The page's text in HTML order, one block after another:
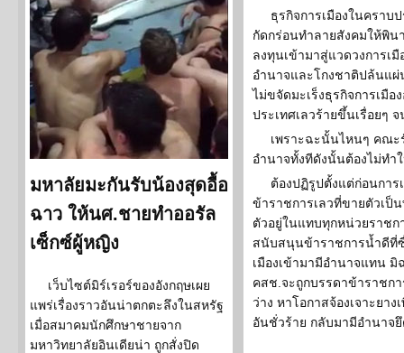
มหาลัยมะกันรับน้องสุดอื้อ
ฉาว ให้นศ.ชายทำออรัล
เซ็กซ์ผู้หญิง
เว็บไซต์มิร์เรอร์ของอังกฤษเผย
แพร่เรื่องราวอันน่าตกตะลึงในสหรัฐ
เมื่อสมาคมนักศึกษาชายจาก
มหาวิทยาลัยอินเดียน่า ถูกสั่งปิด
ธุรกิจการเมืองในคราบ
กัดกร่อนทำลายสังคมให้พิน
ลงทุนเข้ามาสู่แวดวงการเ
อำนาจและโกงชาติปล้นแ
ไม่ขจัดมะเร็งธุรกิจการเมื
ประเทศเลวร้ายขึ้นเรื่อยๆ
เพราะฉะนั้นไหนๆ คณ
อำนาจทั้งทีดังนั้นต้องไม่ทำ
ต้องปฏิรูปตั้งแต่ก่อนกา
ข้าราชการเลวที่ขายตัวเป็
ตัวอยู่ในแทบทุกหน่วยราช
สนับสนุนข้าราชการน้ำดีที่
เมืองเข้ามามีอำนาจแทน
คสช.จะถูกบรรดาข้าราชกา
ว่าง หาโอกาสจ้องเจาะยา
อันชั่วร้าย กลับมามีอำนาจ